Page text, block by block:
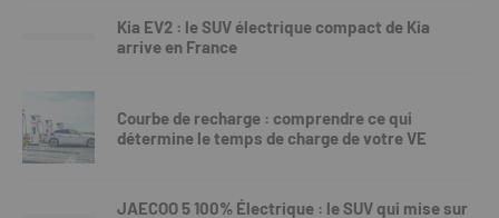
Kia EV2 : le SUV électrique compact de Kia
arrive en France
Courbe de recharge : comprendre ce qui
détermine le temps de charge de votre VE
JAECOO 5 100% Électrique : le SUV qui mise sur